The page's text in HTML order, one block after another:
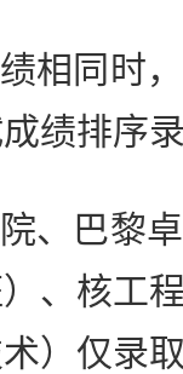
同时，
绩排序
巴黎卓
、核工
）仅录